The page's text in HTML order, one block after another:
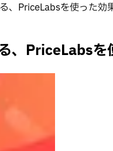
、PriceLabsを使った
PriceLabsを